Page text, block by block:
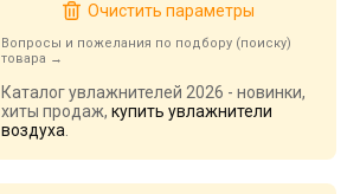
Очистить параметры
Вопросы и пожелания по подбору (поиску)
товара
Каталог увлажнителей 2026 - новинки,
хиты продаж, купить увлажнители
воздуха